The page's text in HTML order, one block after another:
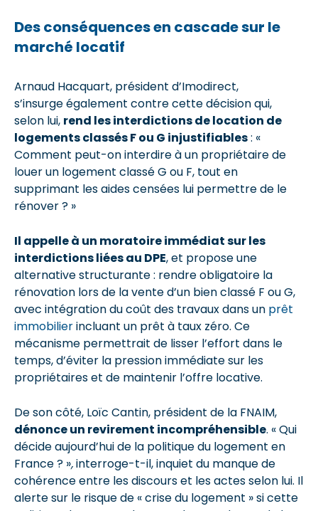
Des conséquences en cascade sur le
marché locatif
Arnaud Hacquart, président d’Imodirect,
s’insurge également contre cette décision qui,
selon lui, rend les interdictions de location de
logements classés F ou G injustifiables: «
Comment peut-on interdire à un propriétaire de
louer un logement classé G ou F, tout en
supprimant les aides censées lui permettre de le
rénover ? »
Il appelle à un moratoire immédiat sur les
interdictions liées au DPE, et propose une
alternative structurante : rendre obligatoire la
rénovation lors de la vente d’un bien classé F ou G,
avec intégration du coût des travaux dans un prêt
immobilierincluant un prêt à taux zéro. Ce
mécanisme permettrait de lisser l’effort dans le
temps, d’éviter la pression immédiate sur les
propriétaires et de maintenir l’offre locative.
De son côté, Loïc Cantin, président de la FNAIM,
dénonce un revirement incompréhensible. « Qui
décide aujourd’hui de la politique du logement en
France ? »,interroge-t-il, inquiet du manque de
cohérence entre les discours et les actes selon lui. Il
alerte sur le risque de « crise du logement » si cette